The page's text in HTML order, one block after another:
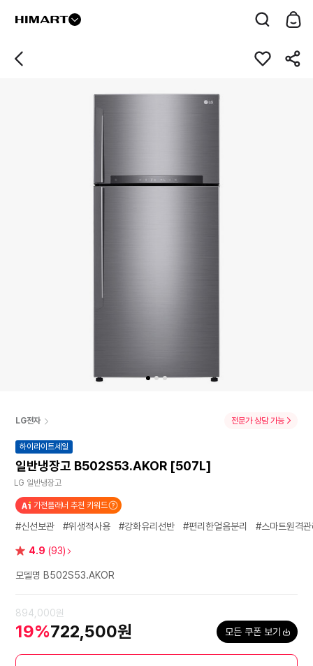
LG전자 전문가 상담 가능
하이라이트세일
일반냉장고 B502S53.AKOR [507L]
LG 일반냉장고
가전플래너 추천 키워드
#신선보관 #위생적사용 #강화유리선반 #편리한얼음분리 #스마트원격
별 4.9 (93)
모델명 B502S53.AKOR
894,000원
19%722,500원 모든 쿠폰 보기